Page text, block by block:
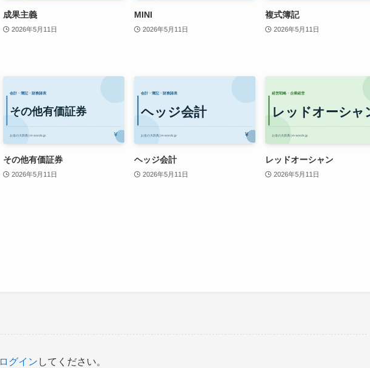
成果主義
2026年5月11日
MINI
2026年5月11日
複式簿記
2026年5月11日
その他有価証券
2026年5月11日
ヘッジ会計
2026年5月11日
レッドオーシャン
2026年5月11日
ログイン してください。